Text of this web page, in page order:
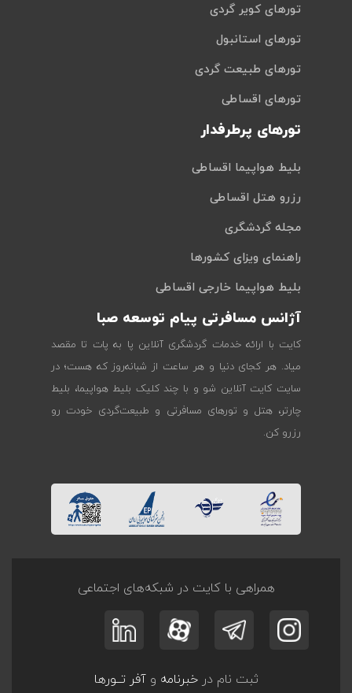
تورهای کویر گردی
تورهای استانبول
تورهای طبیعت گردی
تورهای اقساطی
تورهای پرطرفدار
بلیط هواپیما اقساطی
رزرو هتل اقساطی
مجله گردشگری
راهنمای ویزای کشورها
بلیط هواپیما خارجی اقساطی
آژانس مسافرتی پیام توسعه صبا
کایت با ارائه خدمات گردشگری آنلاین پا به پات تا مقصد
میاد. هر کجای دنیا و هر ساعت از شبانه‌روز که هست؛ در
سایت کایت آنلاین شو و با چند کلیک بلیط هواپیما، بلیط
چارتر، هتل و تورهای مسافرتی و طبیعت‌گردی خودت رو
رزرو کن.
همراهی با کایت در شبکه‌های اجتماعی
ثبت نام درخبرنامه وآفر تــورها